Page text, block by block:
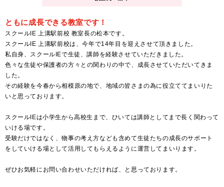
ともに成長できる教室です！
スクールIE 上溝駅前校 教室長の松本です。
スクールIE 上溝駅前校は、今年で14年目を迎えさせて頂きました。
私自身、スクールIEで生徒、講師を経験させていただきました。
色々な生徒や保護者の方々との関わりの中で、成長させていただいてきま
した。
その経験を今春から相模原の地で、地域の皆さまの為に役立ててまいりた
いと思っております。
スクールIEは小学生から高校生まで、ひいては講師としてまで長く関わって
いける場です。
受験だけではなく、物事の考え方なども含めて生徒たちの成長のサポート
をしていける場として活用してもらえるように運営してまいります。
ぜひお気軽にお問い合わせいただければ、と思っております。